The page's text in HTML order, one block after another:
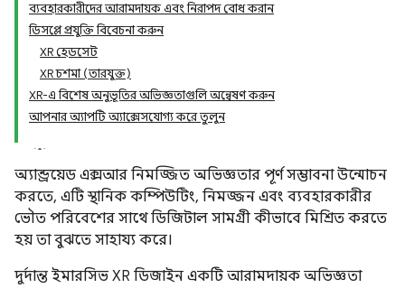
ব্যবহারকারীদের আরামদায়ক এবং নিরাপদ বোধ করান
ডিসপ্লে প্রযুক্তি বিবেচনা করুন
XR হেডসেট
XR চশমা (তারযুক্ত)
XR-এ বিশেষ অনুভূতির অভিজ্ঞতাগুলি অন্বেষণ করুন
আপনার অ্যাপটি অ্যাক্সেসযোগ্য করে তুলুন
অ্যান্ড্রয়েড এক্সআর নিমজ্জিত অভিজ্ঞতার পূর্ণ সম্ভাবনা উন্মোচন
করতে, এটি স্থানিক কম্পিউটিং, নিমজ্জন এবং ব্যবহারকারীর
ভৌত পরিবেশের সাথে ডিজিটাল সামগ্রী কীভাবে মিশ্রিত করতে
হয় তা বুঝতে সাহায্য করে।
দুর্দান্ত ইমারসিভ XR ডিজাইন একটি আরামদায়ক অভিজ্ঞতা